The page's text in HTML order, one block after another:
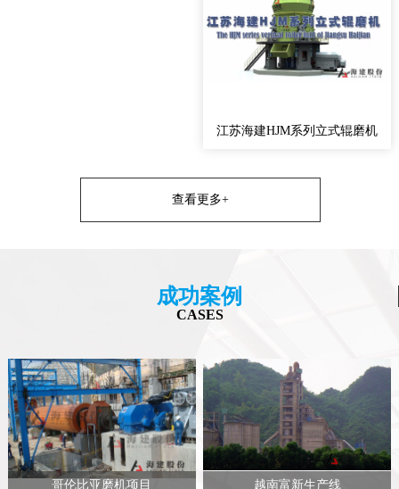
江苏海建HJM系列立式辊磨机
查看更多+
成功案例
CASES
哥伦比亚磨机项目 越南富新生产线